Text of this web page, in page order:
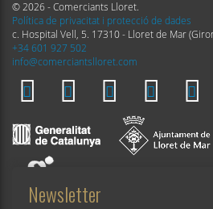
© 2026 - Comerciants Lloret.
Política de privacitat i protecció de dades
c. Hospital Vell, 5. 17310 - Lloret de Mar
+34 601 927 502
info@comerciantslloret.com
Newsletter